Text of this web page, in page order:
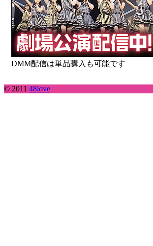
DMM配信は単品購入も可能です
© 2011 48love